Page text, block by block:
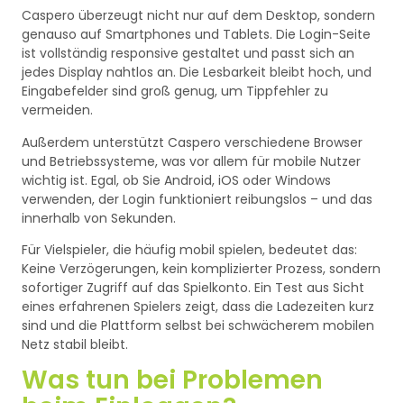
Caspero überzeugt nicht nur auf dem Desktop, sondern
genauso auf Smartphones und Tablets. Die Login-Seite
ist vollständig responsive gestaltet und passt sich an
jedes Display nahtlos an. Die Lesbarkeit bleibt hoch, und
Eingabefelder sind groß genug, um Tippfehler zu
vermeiden.
Außerdem unterstützt Caspero verschiedene Browser
und Betriebssysteme, was vor allem für mobile Nutzer
wichtig ist. Egal, ob Sie Android, iOS oder Windows
verwenden, der Login funktioniert reibungslos – und das
innerhalb von Sekunden.
Für Vielspieler, die häufig mobil spielen, bedeutet das:
Keine Verzögerungen, kein komplizierter Prozess, sondern
sofortiger Zugriff auf das Spielkonto. Ein Test aus Sicht
eines erfahrenen Spielers zeigt, dass die Ladezeiten kurz
sind und die Plattform selbst bei schwächerem mobilen
Netz stabil bleibt.
Was tun bei Problemen